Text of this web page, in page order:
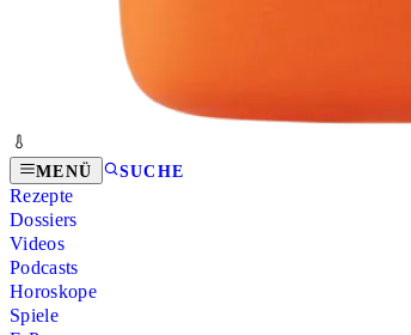
MENÜ SUCHE
Rezepte
Dossiers
Videos
Podcasts
Horoskope
Spiele